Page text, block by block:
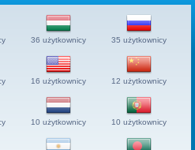
36 użytkownicy 35 użytkownicy
16 użytkownicy 12 użytkownicy
10 użytkownicy 10 użytkownicy